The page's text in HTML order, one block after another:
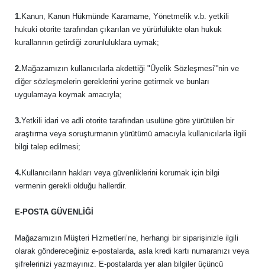
1. Kanun, Kanun Hükmünde Kararname, Yönetmelik v.b. yetkili
hukuki otorite tarafından çıkarılan ve yürürlülükte olan hukuk
kurallarının getirdiği zorunluluklara uymak;
2. Mağazamızın kullanıcılarla akdettiği "Üyelik Sözleşmesi"'nin ve
diğer sözleşmelerin gereklerini yerine getirmek ve bunları
uygulamaya koymak amacıyla;
3.Yetkili idari ve adli otorite tarafından usulüne göre yürütülen bir
araştırma veya soruşturmanın yürütümü amacıyla kullanıcılarla ilgili
bilgi talep edilmesi;
4. Kullanıcıların hakları veya güvenliklerini korumak için bilgi
vermenin gerekli olduğu hallerdir.
E-POSTA GÜVENLİĞİ
Mağazamızın Müşteri Hizmetleri’ne, herhangi bir siparişinizle ilgili
olarak göndereceğiniz e-postalarda, asla kredi kartı numaranızı veya
şifrelerinizi yazmayınız. E-postalarda yer alan bilgiler üçüncü